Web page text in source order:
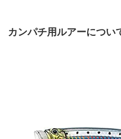
カンパチ用ルアーについ